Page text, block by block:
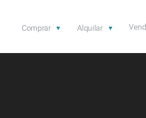
Comprar Alquilar